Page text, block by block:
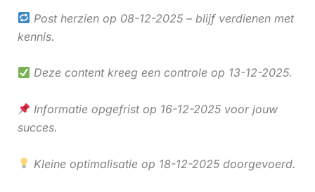
Post herzien op 08-12-2025 – blijf verdienen met
kennis.
Deze content kreeg een controle op 13-12-2025.
Informatie opgefrist op 16-12-2025 voor jouw
succes.
Kleine optimalisatie op 18-12-2025 doorgevoerd.